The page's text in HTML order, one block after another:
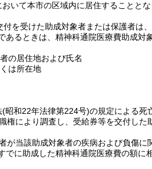
いて本市の区域内に居住することと
を受けた助成対象者または保護者は、
あるときは、精神科通院医療費助成対
の居住地および氏名
は所在地
(昭和22年法律第224号)の規定による死
権により調査し、受給券等を交付し
が当該助成対象者の疾病および負傷
に助成した精神科通院医療費の額に